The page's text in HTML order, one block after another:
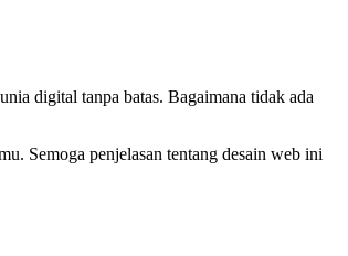
digital tanpa batas. Bagaimana tidak ada
Semoga penjelasan tentang desain web ini